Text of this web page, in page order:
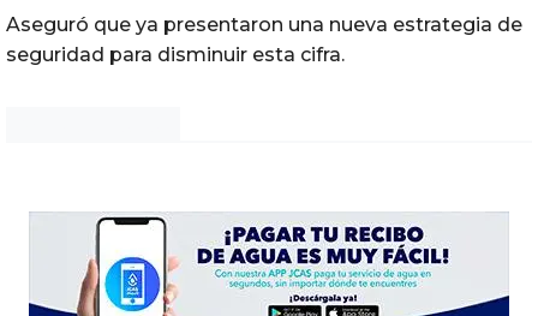
Aseguró que ya presentaron una nueva estrategia de
seguridad para disminuir esta cifra.